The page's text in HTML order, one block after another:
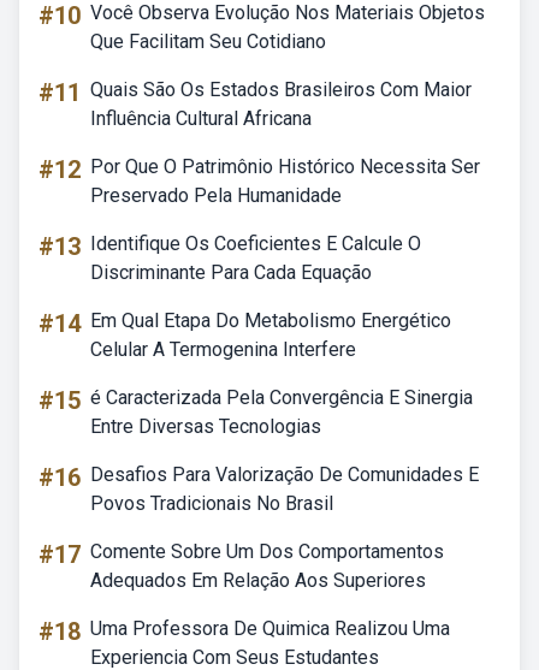
#10 Você Observa Evolução Nos Materiais Objetos
Que Facilitam Seu Cotidiano
#11 Quais São Os Estados Brasileiros Com Maior
Influência Cultural Africana
#12 Por Que O Patrimônio Histórico Necessita Ser
Preservado Pela Humanidade
#13 Identifique Os Coeficientes E Calcule O
Discriminante Para Cada Equação
#14 Em Qual Etapa Do Metabolismo Energético
Celular A Termogenina Interfere
#15 é Caracterizada Pela Convergência E Sinergia
Entre Diversas Tecnologias
#16 Desafios Para Valorização De Comunidades E
Povos Tradicionais No Brasil
#17 Comente Sobre Um Dos Comportamentos
Adequados Em Relação Aos Superiores
#18 Uma Professora De Quimica Realizou Uma
Experiencia Com Seus Estudantes